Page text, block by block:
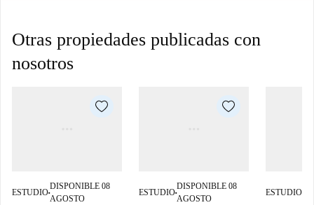
Otras propiedades publicadas con
nosotros
ESTUDIO■
DISPONIBLE 08
AGOSTO
ESTUDIO■
DISPONIBLE 08
AGOSTO
ESTUDIO